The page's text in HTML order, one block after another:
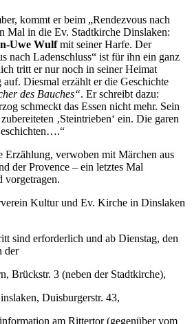
kommt er beim „Rendezvous nach
Mal in die Ev. Stadtkirche Dinslaken:
Uwe Wulfmit seiner Harfe. Der
nach Ladenschluss“ ist für ihn ein ganz
tritt er nur noch in seiner Heimat
Diesmal erzählt er die Geschichte
des Bauches“. Er schreibt dazu:
schmeckt das Essen nicht mehr. Sein
‚Steintrieben‘ ein. Die garen
Erzählung, verwoben mit Märchen aus
der Provence – ein letztes Mal
vorgetragen.
Kultur und Ev. Kirche in Dinslaken
sind erforderlich und ab Dienstag, den
der
Brückstr. 3 (neben der Stadtkirche),
Duisburgerstr. 43,
am Rittertor (gegenüber vom